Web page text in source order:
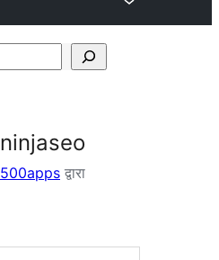
ninjaseo
500apps द्वारा